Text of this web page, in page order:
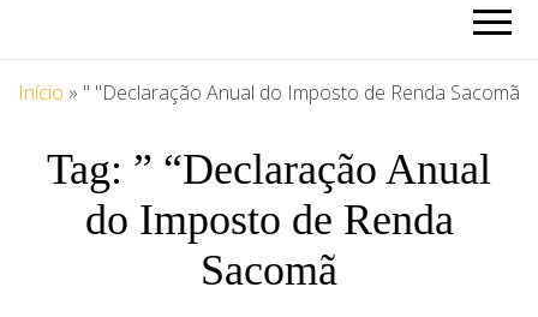
ASSESSORIA
Início » " "Declaração Anual do Imposto de Renda Sacomã
Tag: ” “Declaração Anual
do Imposto de Renda
Sacomã